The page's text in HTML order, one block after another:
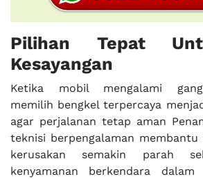
Pilihan Tepat
Kesayangan
Ketika mobil mengalami
memilih bengkel terpercaya
agar perjalanan tetap aman
teknisi berpengalaman membantu
kerusakan semakin parah
kenyamanan berkendara dalam